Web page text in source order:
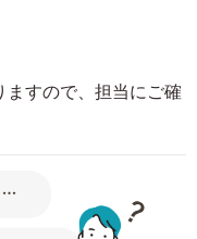
すので、担当にご確